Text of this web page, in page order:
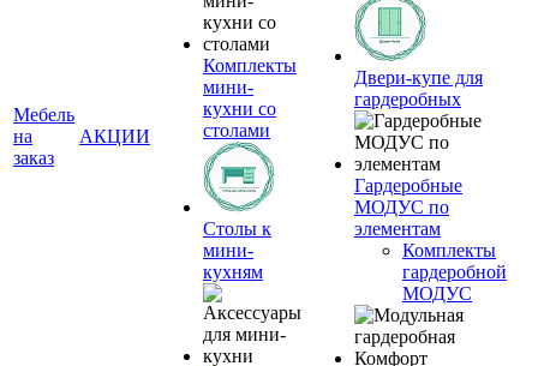
Мебель
на
заказ
АКЦИИ
Комплекты
мини-
кухни со
столами
Столы к
мини-
кухням
Двери-купе для
гардеробных
Гардеробные
МОДУС по
элементам
Комплекты
гардеробной
МОДУС